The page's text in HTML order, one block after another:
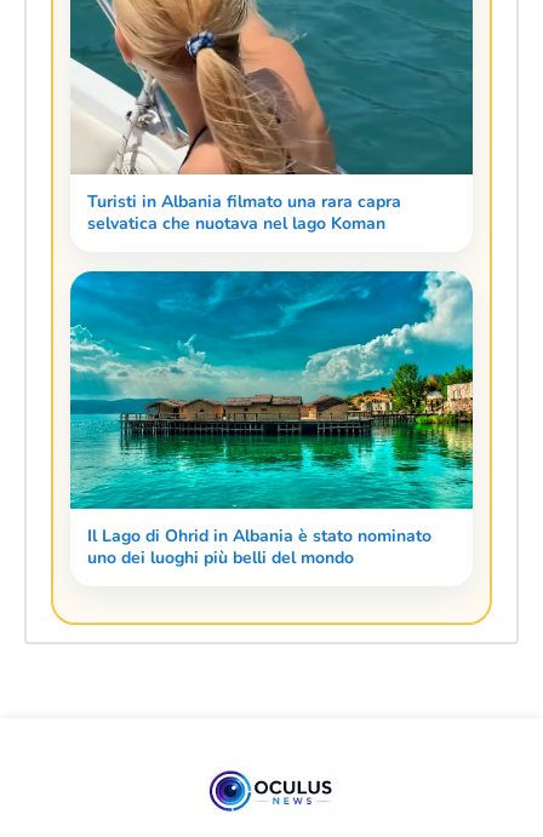
Turisti in Albania filmato una rara capra
selvatica che nuotava nel lago Koman
Il Lago di Ohrid in Albania è stato nominato
uno dei luoghi più belli del mondo